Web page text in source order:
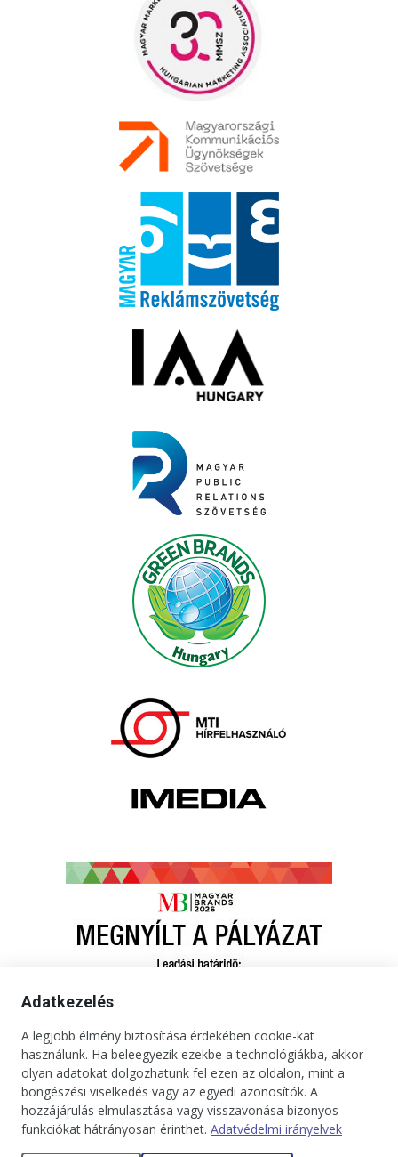
Adatkezelés
A legjobb élmény biztosítása érdekében cookie-kat
használunk. Ha beleegyezik ezekbe a technológiákba, akkor
olyan adatokat dolgozhatunk fel ezen az oldalon, mint a
böngészési viselkedés vagy az egyedi azonosítók. A
hozzájárulás elmulasztása vagy visszavonása bizonyos
funkciókat hátrányosan érinthet. Adatvédelmi irányelvek